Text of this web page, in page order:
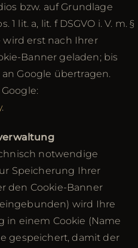
bzw. auf Grundlage
lit. a, lit. f DSGVO i. V. m. §
wird erst nach Ihrer
Banner geladen; bis
Google übertragen.
.
notwendige
Speicherung Ihrer
den Cookie-Banner
eingebunden) wird Ihre
einem Cookie (Name
gespeichert, damit der